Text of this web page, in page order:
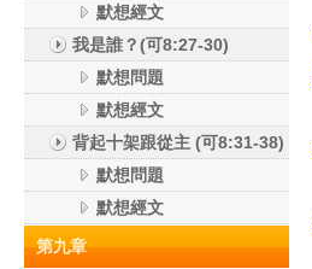
默想經文
我是誰？(可8:27-30)
默想問題
默想經文
背起十架跟從主 (可8:31-38)
默想問題
默想經文
第九章